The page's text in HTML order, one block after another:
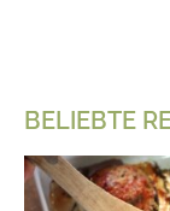
BELIEBTE